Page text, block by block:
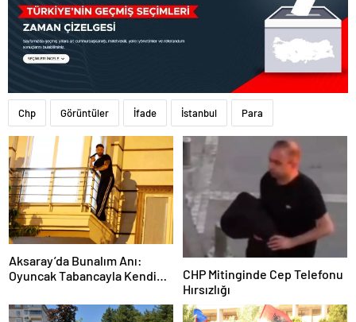
Chp Görüntüler İfade İstanbul Para
Aksaray’da Bunalım Anı:
Oyuncak Tabancayla Kendine
CHP Mitinginde Cep Telefonu
Hırsızlığı